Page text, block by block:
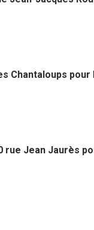
Chantaloups pour
Jean Jaurès